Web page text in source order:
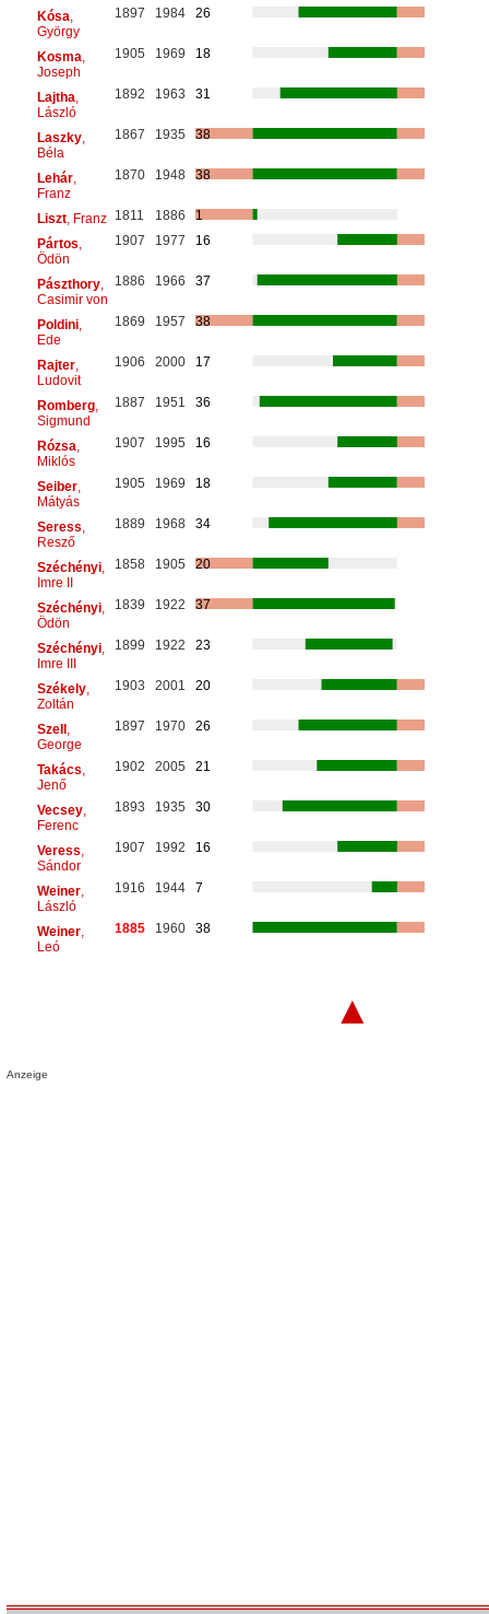
Kósa
György
1897 1984 26
Kosma
Joseph
1905 1969 18
Lajtha
László
1892 1963 31
Laszky,
Béla
1867 1935 38
Lehár,
Franz
1870 1948 38
Liszt, Franz 1811 1886
1
Pártos
Ödön
1907 1977 16
Pászthory,
Casimir von
1886 1966 37
Poldini,
Ede
1869 1957 38
Rajter,
Ludovit
1906 2000 17
Romberg,
Sigmund
1887 1951 36
Rózsa
Miklós
1907 1995 16
Seiber,
Mátyás
1905 1969 18
Seress
Resző
1889 1968 34
Széchényi,
Imre II
1858 1905 20
Széchényi,
Ödön
1839 1922 37
Széchényi,
Imre III
1899 1922 23
Székely,
Zoltán
1903 2001 20
Szell,
George
1897 1970 26
Takács
Jenő
1902 2005 21
Vecsey,
Ferenc
1893 1935 30
Veress
Sándor
1907 1992 16
Weiner,
László
1916 1944 7
Weiner,
Leó
1885 1960 38
▲
Anzeige